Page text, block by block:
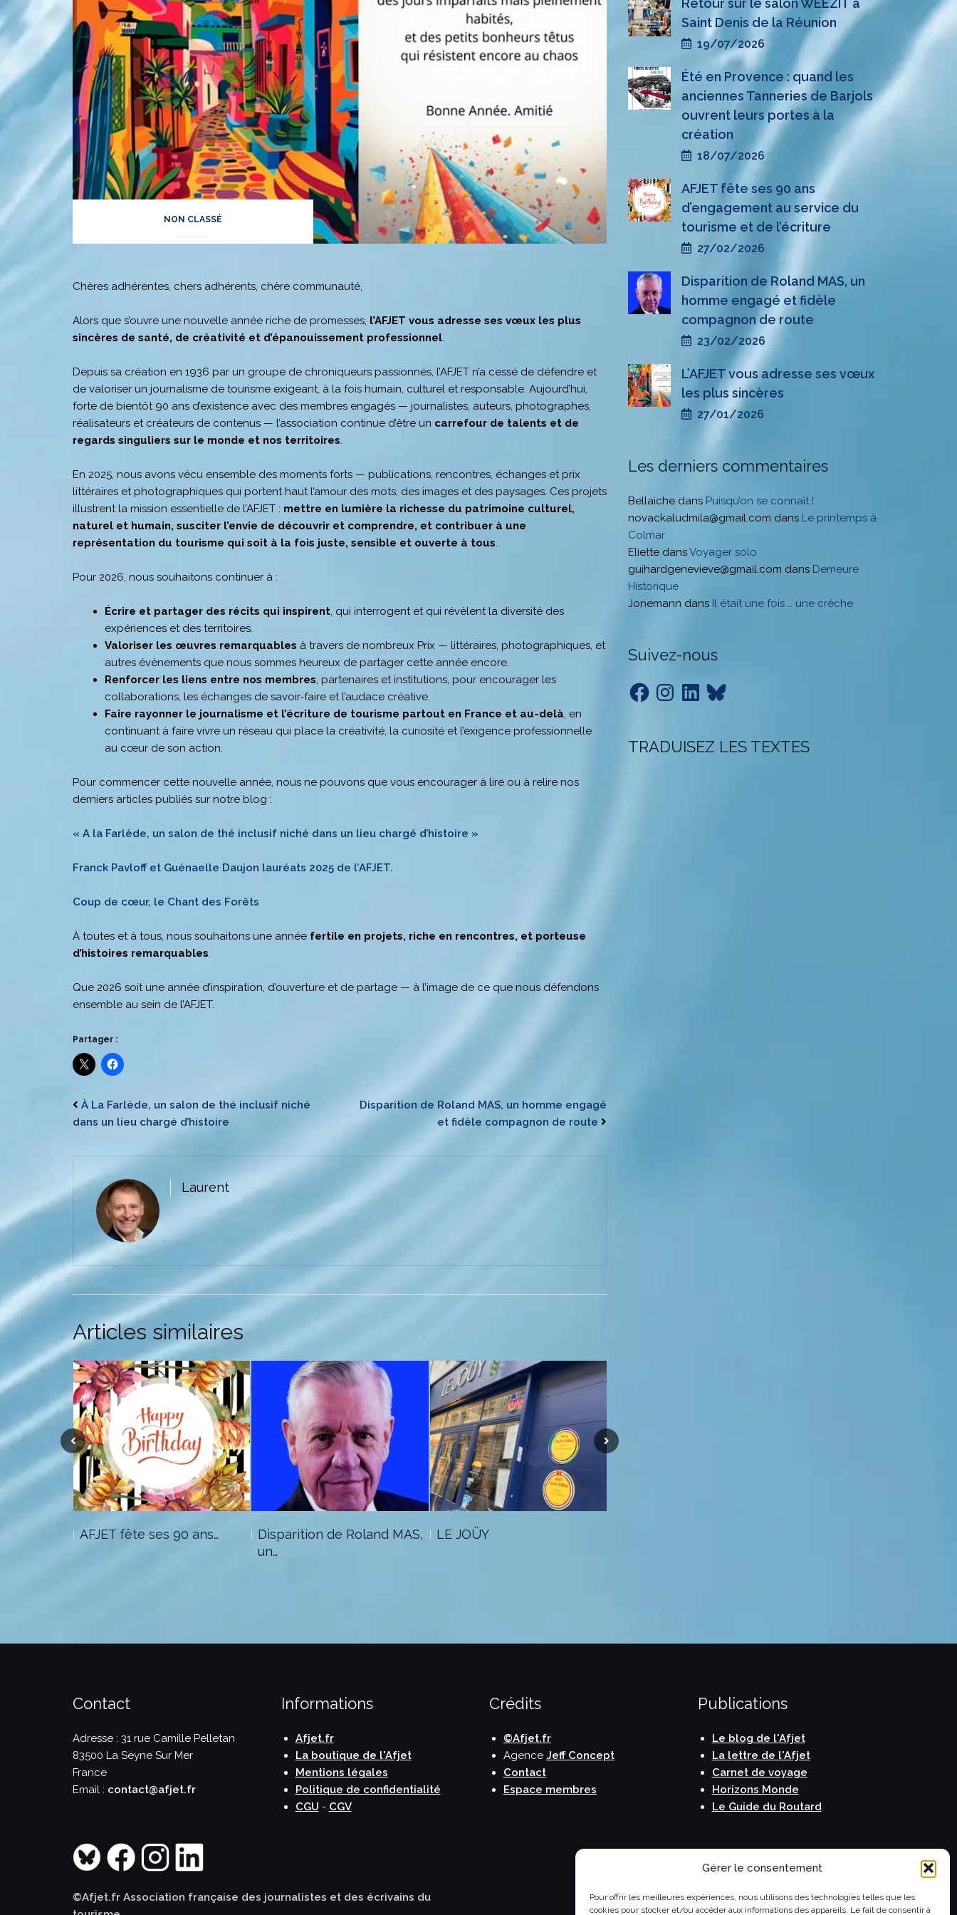
Gérer le consentement
Pour offrir les meilleures expériences, nous utilisons des technologies telles que les
cookies pour stocker et/ou accéder aux informations des appareils. Le fait de consentir à
NON CLASSÉ
Chères adhérentes, chers adhérents, chère communauté,
Alors que s’ouvre une nouvelle année riche de promesses, l’AFJET vous adresse ses vœux les plus
sincères de santé, de créativité et d’épanouissement professionnel.
Depuis sa création en 1936 par un groupe de chroniqueurs passionnés, l’AFJET n’a cessé de défendre et
de valoriser un journalisme de tourisme exigeant, à la fois humain, culturel et responsable. Aujourd’hui,
forte de bientôt 90 ans d’existence avec des membres engagés — journalistes, auteurs, photographes,
réalisateurs et créateurs de contenus — l’association continue d’être un carrefour de talents et de
regards singuliers sur le monde et nos territoires.
En 2025, nous avons vécu ensemble des moments forts — publications, rencontres, échanges et prix
littéraires et photographiques qui portent haut l’amour des mots, des images et des paysages. Ces projets
illustrent la mission essentielle de l’AFJET : mettre en lumière la richesse du patrimoine culturel,
naturel et humain, susciter l’envie de découvrir et comprendre, et contribuer à une
représentation du tourisme qui soit à la fois juste, sensible et ouverte à tous.
Pour 2026, nous souhaitons continuer à :
Écrire et partager des récits qui inspirent, qui interrogent et qui révèlent la diversité des
expériences et des territoires.
Valoriser les œuvres remarquables à travers de nombreux Prix — littéraires, photographiques, et
autres évènements que nous sommes heureux de partager cette année encore.
Renforcer les liens entre nos membres, partenaires et institutions, pour encourager les
collaborations, les échanges de savoir-faire et l’audace créative.
Faire rayonner le journalisme et l’écriture de tourisme partout en France et au-delà, en
continuant à faire vivre un réseau qui place la créativité, la curiosité et l’exigence professionnelle
au cœur de son action.
Pour commencer cette nouvelle année, nous ne pouvons que vous encourager à lire ou à relire nos
derniers articles publiés sur notre blog :
« A la Farlède, un salon de thé inclusif niché dans un lieu chargé d’histoire »
Franck Pavloff et Guénaelle Daujon lauréats 2025 de l’AFJET.
Coup de cœur, le Chant des Forêts
À toutes et à tous, nous souhaitons une année fertile en projets, riche en rencontres, et porteuse
d’histoires remarquables.
Que 2026 soit une année d’inspiration, d’ouverture et de partage — à l’image de ce que nous défendons
ensemble au sein de l’AFJET.
Partager :
À La Farlède, un salon de thé inclusif niché
dans un lieu chargé d’histoire
Disparition de Roland MAS, un homme engagé
et fidèle compagnon de route
Laurent
Articles similaires
AFJET fête ses 90 ans…
Disparition de Roland MAS,
un…
LE JOÜY
Retour sur le salon WEEZIT à
Saint Denis de la Réunion
19/07/2026
Été en Provence : quand les
anciennes Tanneries de Barjols
ouvrent leurs portes à la
création
18/07/2026
AFJET fête ses 90 ans
d’engagement au service du
tourisme et de l’écriture
27/02/2026
Disparition de Roland MAS, un
homme engagé et fidèle
compagnon de route
23/02/2026
L’AFJET vous adresse ses vœux
les plus sincères
27/01/2026
Les derniers commentaires
Bellaiche dans Puisqu’on se connaît !
novackaludmila@gmail.com dans Le printemps à
Colmar
Eliette dansVoyager solo
guihardgenevieve@gmail.com dans Demeure
Historique
Jonemann dans Il était une fois … une crèche
Suivez-nous
FacebookInstagramLinkedInBluesky
TRADUISEZ LES TEXTES
Contact
Adresse : 31 rue Camille Pelletan
83500 La Seyne Sur Mer
France
Email : contact@afjet.fr
Informations
Afjet.fr
La boutique de l'Afjet
Mentions légales
Politique de confidentialité
CGU - CGV
Crédits
©Afjet.fr
Agence Jeff Concept
Contact
Espace membres
Publications
Le blog de l'Afjet
La lettre de l'Afjet
Carnet de voyage
Horizons Monde
Le Guide du Routard
©Afjet.fr Association française des journalistes et des écrivains du